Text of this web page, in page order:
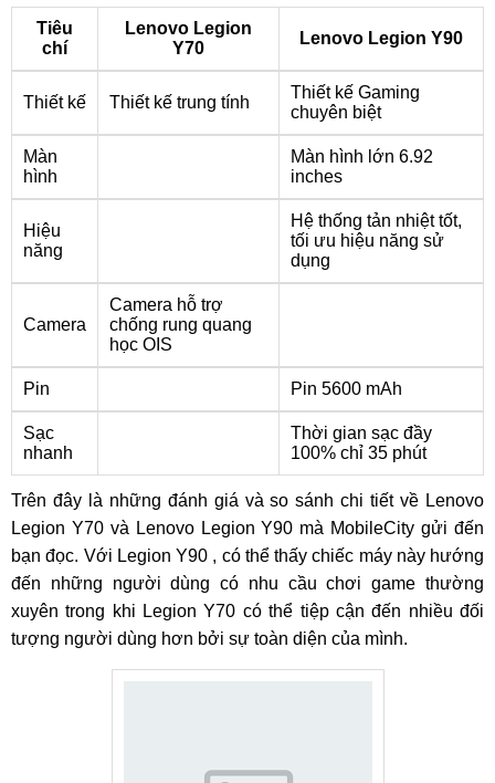
Tiêu
chí
Lenovo Legion
Y70
Lenovo Legion Y90
Thiết kế Thiết kế trung tính
Thiết kế Gaming
chuyên biệt
Màn
hình
Màn hình lớn 6.92
inches
Hiệu
năng
Hệ thống tản nhiệt tốt,
tối ưu hiệu năng sử
dụng
Camera
Camera hỗ trợ
chống rung quang
học OIS
Pin Pin 5600 mAh
Sạc
nhanh
Thời gian sạc đầy
100% chỉ 35 phút
Trên đây là những đánh giá và so sánh chi tiết về Lenovo
Legion Y70 và Lenovo Legion Y90 mà MobileCity gửi đến
bạn đọc. Với Legion Y90 , có thể thấy chiếc máy này hướng
đến những người dùng có nhu cầu chơi game thường
xuyên trong khi Legion Y70 có thể tiệp cận đến nhiều đối
tượng người dùng hơn bởi sự toàn diện của mình.